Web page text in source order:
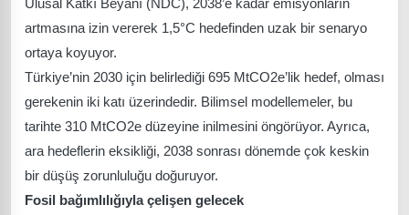
Ulusal Katkı Beyanı (NDC), 2038’e kadar emisyonların
artmasına izin vererek 1,5°C hedefinden uzak bir senaryo
ortaya koyuyor.
Türkiye’nin 2030 için belirlediği 695 MtCO2e’lik hedef, olması
gerekenin iki katı üzerindedir. Bilimsel modellemeler, bu
tarihte 310 MtCO2e düzeyine inilmesini öngörüyor. Ayrıca,
ara hedeflerin eksikliği, 2038 sonrası dönemde çok keskin
bir düşüş zorunluluğu doğuruyor.
Fosil bağımlılığıyla çelişen gelecek